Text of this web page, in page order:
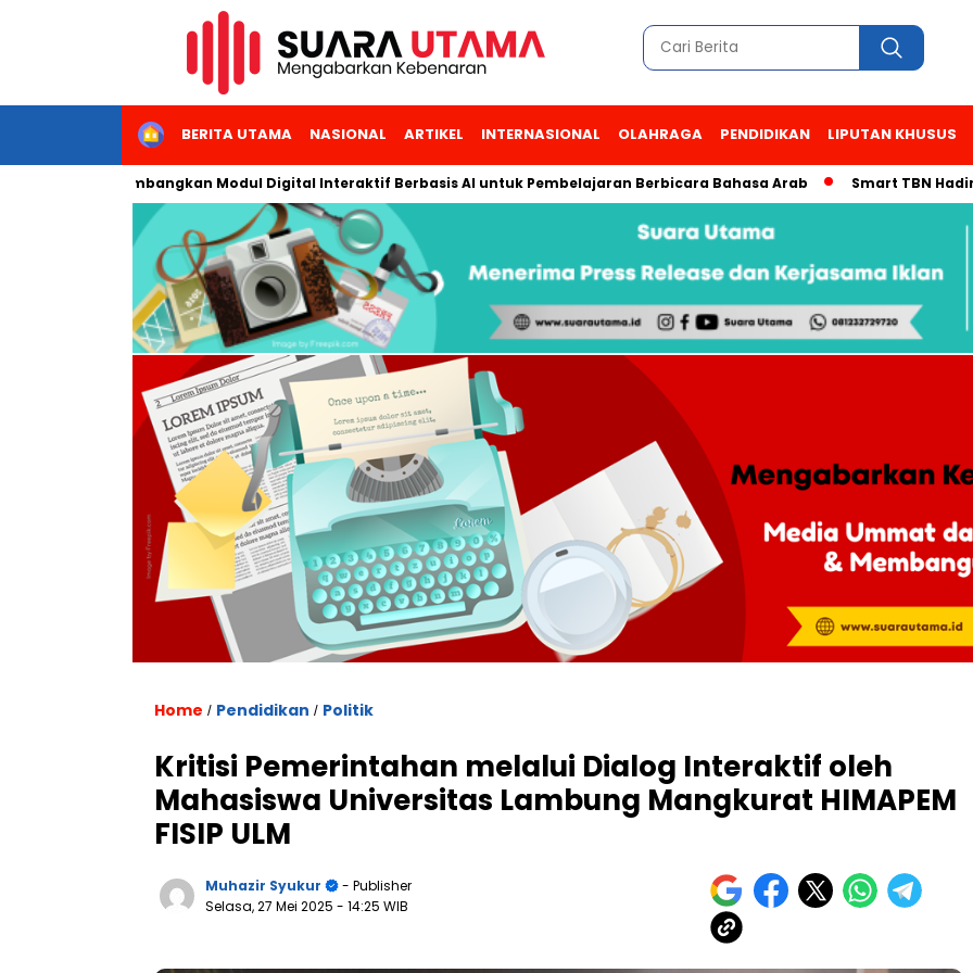
HOMEBERITA UTAMA NASIONAL ARTIKEL INTERNASIONAL OLAHRAGA PENDIDIKAN LIPUTAN KHUSUS
Kembangkan Modul Digital Interaktif Berbasis AI untuk Pembelajaran Berbicara Bahasa Arab Smart TBN Hadir di
Home / Pendidikan / Politik
Kritisi Pemerintahan melalui Dialog Interaktif oleh
Mahasiswa Universitas Lambung Mangkurat HIMAPEM
FISIP ULM
Muhazir Syukur
- Publisher
Selasa, 27 Mei 2025 - 14:25 WIB